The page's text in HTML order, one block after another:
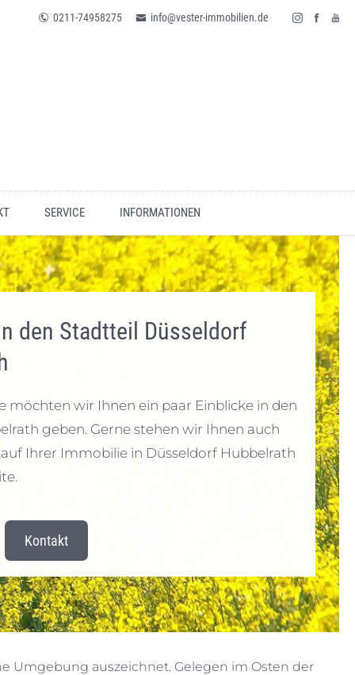
0211-74958275 info@vester-immobilien.de
SERVICE INFORMATIONEN
den Stadtteil Düsseldorf
möchten wir Ihnen ein paar Einblicke in den
geben. Gerne stehen wir Ihnen auch
Ihrer Immobilie in Düsseldorf Hubbelrath
Kontakt
Umgebung auszeichnet. Gelegen im Osten der